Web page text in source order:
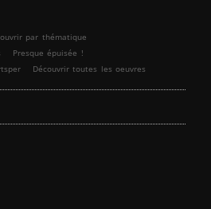
par thématique
Presque épuisée !
Découvrir toutes les oeuvres